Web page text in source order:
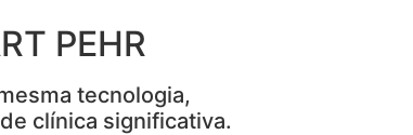
PEHR
tecnologia,
clínica significativa.